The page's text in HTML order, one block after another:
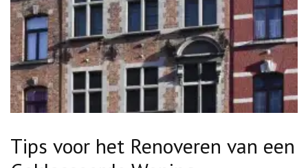
Tips voor het Renoveren van een